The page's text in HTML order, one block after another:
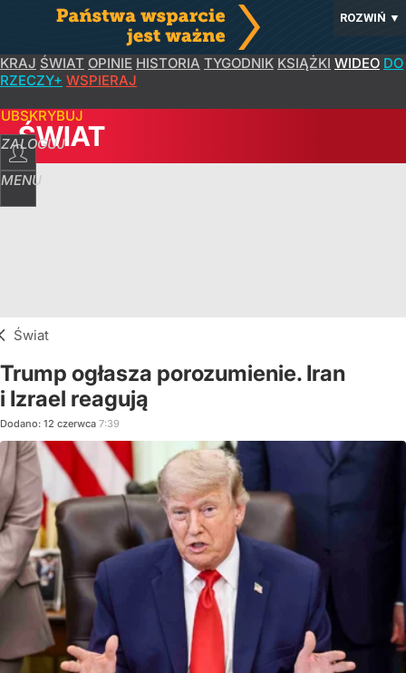
ROZWIŃ ▼
KRAJ ŚWIAT OPINIE HISTORIA TYGODNIK KSIĄŻKI WIDEO DO
RZECZY+ WSPIERAJ
ZALOGUJ
MENU
ŚWIAT
Świat
Trump ogłasza porozumienie. Iran
i Izrael reagują
Dodano: 12 czerwca 7:39